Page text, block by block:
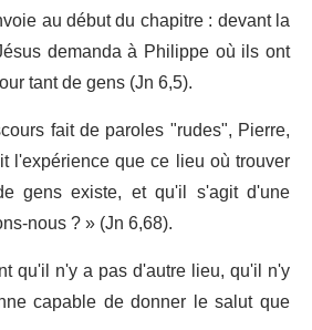
au début du chapitre : devant la
demanda à Philippe où ils ont
tant de gens (Jn 6,5).
fait de paroles "rudes", Pierre,
l'expérience que ce lieu où trouver
gens existe, et qu'il s'agit d'une
nous ? » (Jn 6,68).
qu'il n'y a pas d'autre lieu, qu'il n'y
capable de donner le salut que